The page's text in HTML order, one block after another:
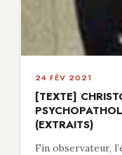
24 FÉV 2021
[TEXTE]
(EXTRAITS)
Fin observateur,